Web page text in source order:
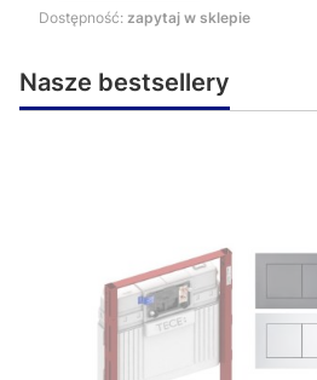
Dostępność: zapytaj w sklepie
Nasze bestsellery